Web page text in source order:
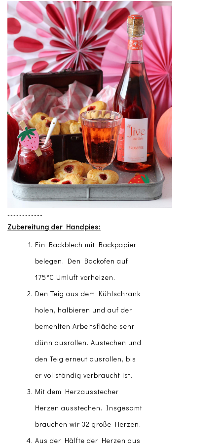
------------
Zubereitung der Handpies:
Ein Backblech mit Backpapier
belegen. Den Backofen auf
175°C Umluft vorheizen.
Den Teig aus dem Kühlschrank
holen, halbieren und auf der
bemehlten Arbeitsfläche sehr
dünn ausrollen. Austechen und
den Teig erneut ausrollen, bis
er vollständig verbraucht ist.
Mit dem Herzausstecher
Herzen ausstechen. Insgesamt
brauchen wir 32 große Herzen.
Aus der Hälfte der Herzen aus